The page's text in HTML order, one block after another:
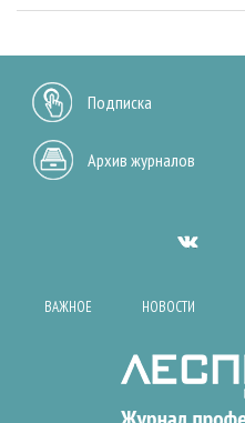
Подписка
Архив журналов
ВАЖНОЕ НОВОСТИ